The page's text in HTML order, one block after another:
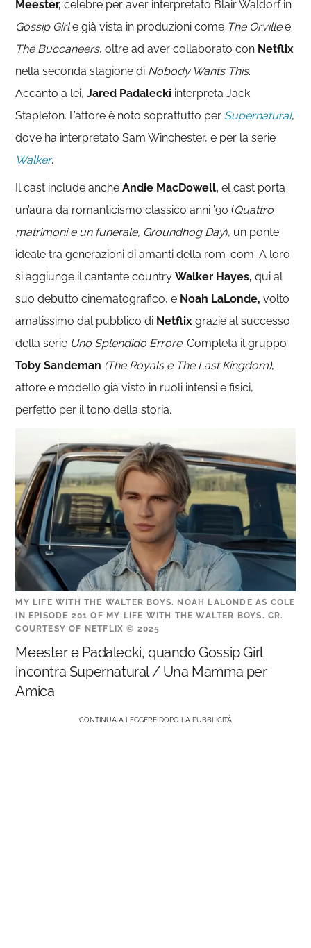
Meester, celebre per aver interpretato Blair Waldorf in
Gossip Girle già vista in produzioni come The Orvillee
The Buccaneers, oltre ad aver collaborato con Netflix
nella seconda stagione di Nobody Wants This.
Accanto a lei,Jared Padalecki interpreta Jack
Stapleton. L’attore è noto soprattutto per Supernatural,
dove ha interpretato Sam Winchester, e per la serie
Walker.
Il cast include ancheAndie MacDowell, el cast porta
un’aura da romanticismo classico anni ’90 (Quattro
matrimoni e un funerale, Groundhog Day), un ponte
ideale tra generazioni di amanti della rom-com. A loro
si aggiunge il cantante countryWalker Hayes, qui al
suo debutto cinematografico, e Noah LaLonde, volto
amatissimo dal pubblico di Netflix grazie al successo
della serie Uno Splendido Errore. Completa il gruppo
Toby Sandeman (The Royals e The Last Kingdom),
attore e modello già visto in ruoli intensi e fisici,
perfetto per il tono della storia.
MY LIFE WITH THE WALTER BOYS. NOAH LALONDE AS COLE
IN EPISODE 201 OF MY LIFE WITH THE WALTER BOYS. CR.
COURTESY OF NETFLIX © 2025
Meester e Padalecki, quando Gossip Girl
incontra Supernatural / Una Mamma per
Amica
CONTINUA A LEGGERE DOPO LA PUBBLICITÀ